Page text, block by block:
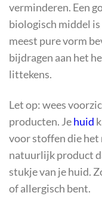
verminderen. Een
biologisch middel
meest pure vorm
bijdragen aan het
littekens.
Let op: wees
producten. Jehuid
voor stoffen die het
natuurlijk product
stukje van je huid.
of allergisch bent.